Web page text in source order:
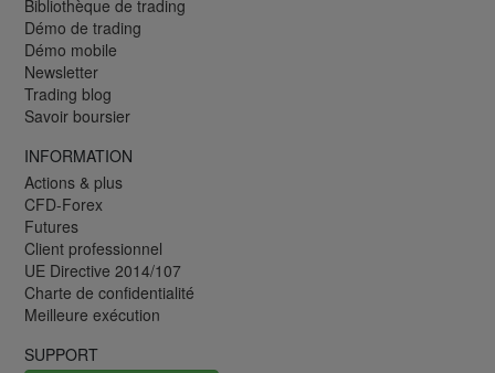
Bibliothèque de trading
Démo de trading
Démo mobile
Newsletter
Trading blog
Savoir boursier
INFORMATION
Actions & plus
CFD-Forex
Futures
Client professionnel
UE Directive 2014/107
Charte de confidentialité
Meilleure exécution
SUPPORT